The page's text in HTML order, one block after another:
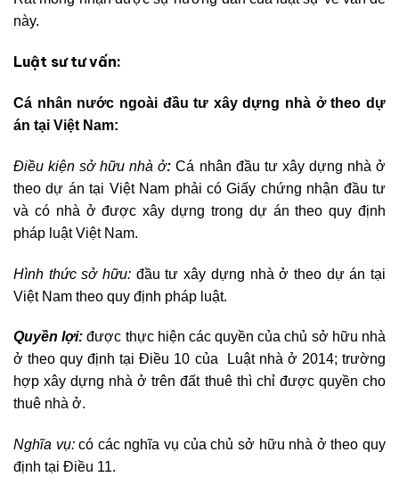
này.
Luật sư tư vấn:
Cá nhân nước ngoài đầu tư xây dựng nhà ở theo dự
án tại Việt Nam:
Điều kiện sở hữu nhà ở: Cá nhân đầu tư xây dựng nhà ở
theo dự án tại Việt Nam phải có Giấy chứng nhận đầu tư
và có nhà ở được xây dựng trong dự án theo quy định
pháp luật Việt Nam.
Hình thức sở hữu: đầu tư xây dựng nhà ở theo dự án tại
Việt Nam theo quy định pháp luật.
Quyền lợi: được thực hiện các quyền của chủ sở hữu nhà
ở theo quy định tại Điều 10 của Luật nhà ở 2014; trường
hợp xây dựng nhà ở trên đất thuê thì chỉ được quyền cho
thuê nhà ở.
Nghĩa vụ:có các nghĩa vụ của chủ sở hữu nhà ở theo quy
định tại Điều 11.